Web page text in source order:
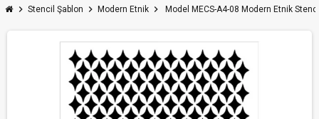
chevron_right Stencil Şablon chevron_right Modern Etnik chevron_right Model MECS-A4-08 Modern Etnik